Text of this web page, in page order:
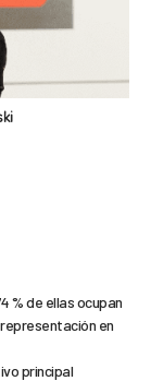
% de ellas ocupan
en
principal